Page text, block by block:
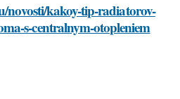
novosti/kakoy-tip-radiatorov-
s-centralnym-otopleniem